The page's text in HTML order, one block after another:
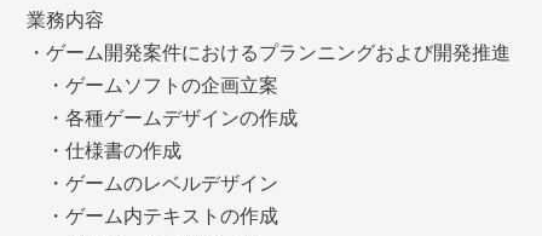
業務内容
・ゲーム開発案件におけるプランニングおよび開発推進
・ゲームソフトの企画立案
・各種ゲームデザインの作成
・仕様書の作成
・ゲームのレベルデザイン
・ゲーム内テキストの作成